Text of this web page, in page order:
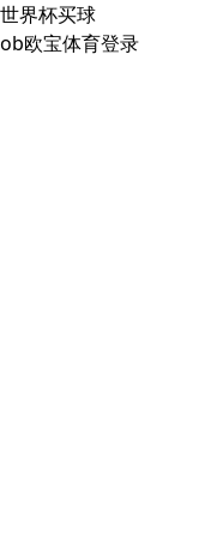
世界杯买球
ob欧宝体育登录